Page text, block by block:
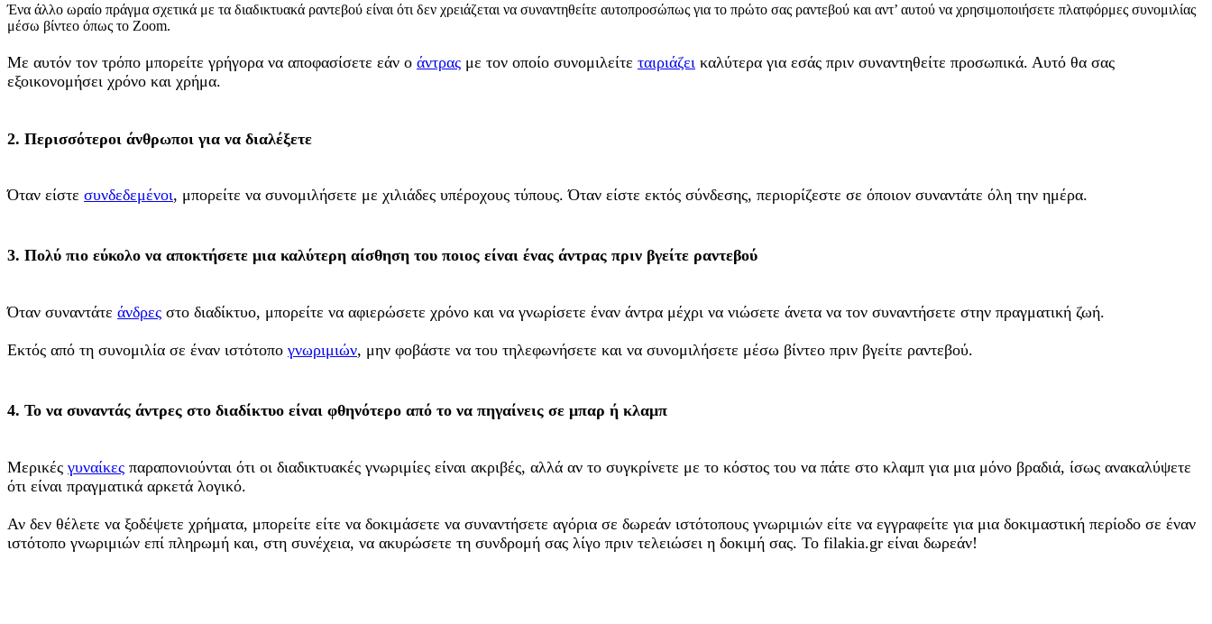
Ένα άλλο ωραίο πράγμα σχετικά με τα διαδικτυακά ραντεβού είναι ότι δεν χρειάζεται να συναντηθείτε αυτοπροσώπως για το πρώτο σας ραντεβού και αντ’ αυτού να χρησιμοποιήσετε πλατφόρμες συνομιλίας
μέσω βίντεο όπως το Zoom.
Με αυτόν τον τρόπο μπορείτε γρήγορα να αποφασίσετε εάν ο άντρας με τον οποίο συνομιλείτε ταιριάζει καλύτερα για εσάς πριν συναντηθείτε προσωπικά. Αυτό θα σας
εξοικονομήσει χρόνο και χρήμα.
2. Περισσότεροι άνθρωποι για να διαλέξετε
Όταν είστε συνδεδεμένοι, μπορείτε να συνομιλήσετε με χιλιάδες υπέροχους τύπους. Όταν είστε εκτός σύνδεσης, περιορίζεστε σε όποιον συναντάτε όλη την ημέρα.
3. Πολύ πιο εύκολο να αποκτήσετε μια καλύτερη αίσθηση του ποιος είναι ένας άντρας πριν βγείτε ραντεβού
Όταν συναντάτε άνδρες στο διαδίκτυο, μπορείτε να αφιερώσετε χρόνο και να γνωρίσετε έναν άντρα μέχρι να νιώσετε άνετα να τον συναντήσετε στην πραγματική ζωή.
Εκτός από τη συνομιλία σε έναν ιστότοπο γνωριμιών, μην φοβάστε να του τηλεφωνήσετε και να συνομιλήσετε μέσω βίντεο πριν βγείτε ραντεβού.
4. Το να συναντάς άντρες στο διαδίκτυο είναι φθηνότερο από το να πηγαίνεις σε μπαρ ή κλαμπ
Μερικές γυναίκες παραπονιούνται ότι οι διαδικτυακές γνωριμίες είναι ακριβές, αλλά αν το συγκρίνετε με το κόστος του να πάτε στο κλαμπ για μια μόνο βραδιά, ίσως ανακαλύψετε
ότι είναι πραγματικά αρκετά λογικό.
Αν δεν θέλετε να ξοδέψετε χρήματα, μπορείτε είτε να δοκιμάσετε να συναντήσετε αγόρια σε δωρεάν ιστότοπους γνωριμιών είτε να εγγραφείτε για μια δοκιμαστική περίοδο σε έναν
ιστότοπο γνωριμιών επί πληρωμή και, στη συνέχεια, να ακυρώσετε τη συνδρομή σας λίγο πριν τελειώσει η δοκιμή σας. Το filakia.gr είναι δωρεάν!